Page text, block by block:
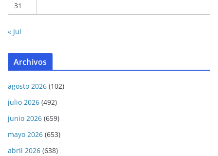
31
« Jul
Archivos
agosto 2026 (102)
julio 2026 (492)
junio 2026 (659)
mayo 2026 (653)
abril 2026 (638)